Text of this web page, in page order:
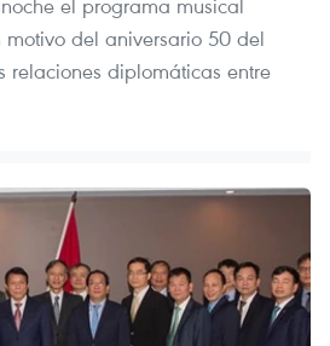
motivo del aniversario 50 del
relaciones diplomáticas entre